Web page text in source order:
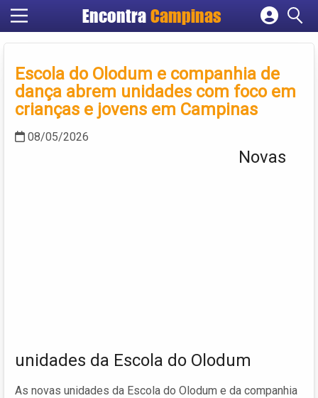
Encontra Campinas
Cadastrar empresa
Criar conta
Escola do Olodum e companhia de
dança abrem unidades com foco em
crianças e jovens em Campinas
08/05/2026
Novas
unidades da Escola do Olodum
As novas unidades da Escola do Olodum e da companhia